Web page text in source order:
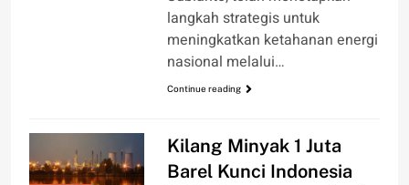
langkah strategis untuk
meningkatkan ketahanan energi
nasional melalui…
Continue reading
Kilang Minyak 1 Juta
Barel Kunci Indonesia